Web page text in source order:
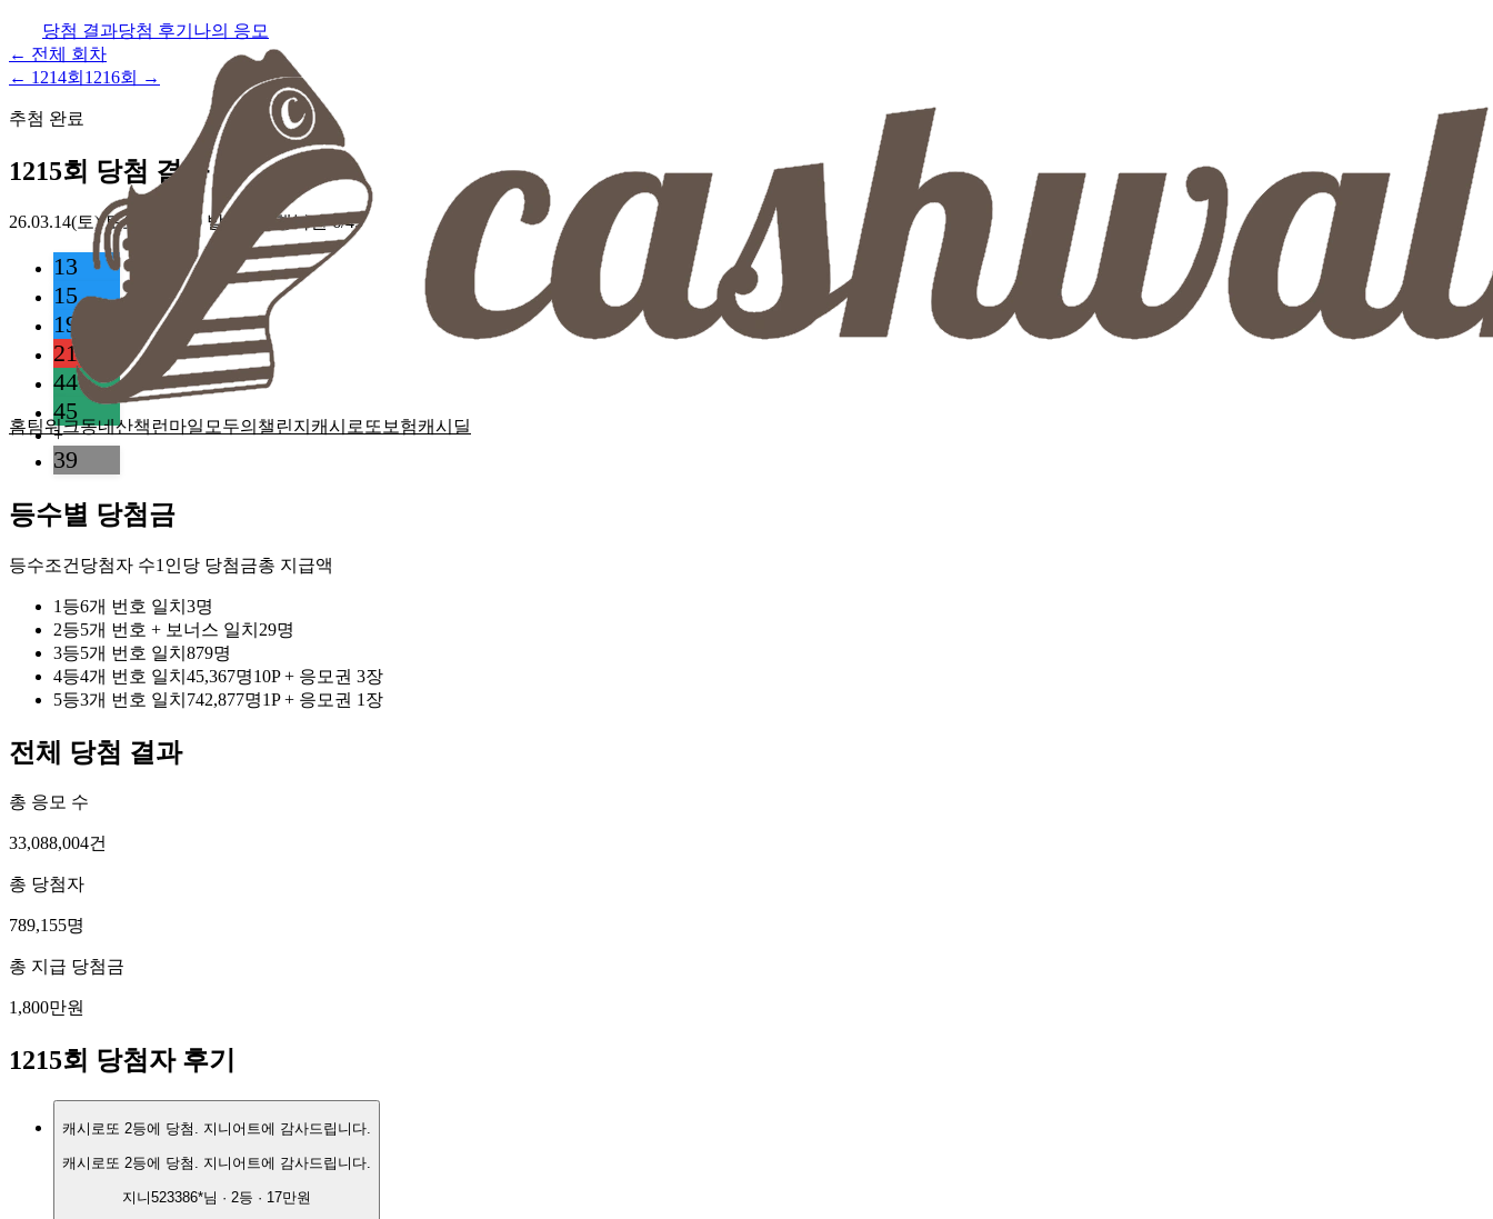
홈팀워크동네산책 런마일 모두의챌린지 캐시로또 보험캐시딜
당첨 결과당첨 후기 나의 응모
← 전체 회차
← 1214회 1216회 →
추첨 완료
1215회 당첨 결과
26.03.14(토)토요일 22:00 발표 · 동행복권 6/45
13
15
19
21
44
45
+
39
등수별 당첨금
등수조건 당첨자 수1인당 당첨금총 지급액
1 등6개 번호 일치 3명
2등5개 번호 + 보너스 일치 29명
3등5개 번호 일치 879명
4등4개 번호 일치 45,367명10P+ 응모권 3장
5등3개 번호 일치 742,877명1P+ 응모권 1장
전체 당첨 결과
총 응모 수
33,088,004건
총 당첨자
789,155명
총 지급 당첨금
1,800만원
1215회 당첨자 후기
캐시로또 2등에 당첨. 지니어트에 감사드립니다.
캐시로또 2등에 당첨. 지니어트에 감사드립니다.
지니523386*님 · 2등 · 17만원